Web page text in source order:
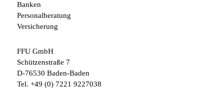
Banken
Personalberatung
Versicherung
FFU GmbH
Schützenstraße 7
D-76530 Baden-Baden
Tel. +49 (0) 7221 9227038